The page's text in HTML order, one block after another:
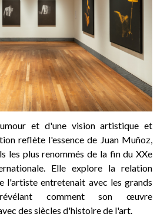
et d'une vision artistique et
reflète l'essence de Juan Muñoz,
les plus renommés de la fin du XXe
Elle explore la relation
l'artiste entretenait avec les grands
comment son œuvre
des siècles d'histoire de l'art.